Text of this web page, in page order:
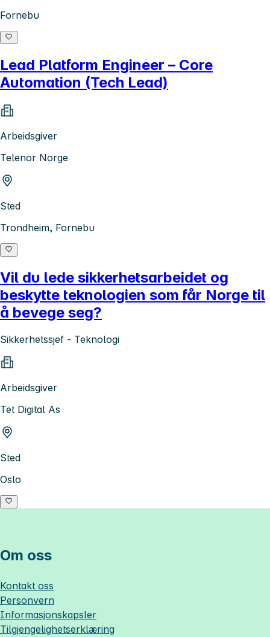
Fornebu
Lead Platform Engineer – Core
Automation (Tech Lead)
Arbeidsgiver
Telenor Norge
Sted
Trondheim, Fornebu
Vil du lede sikkerhetsarbeidet og
beskytte teknologien som får Norge til
å bevege seg?
Sikkerhetssjef - Teknologi
Arbeidsgiver
Tet Digital As
Sted
Oslo
Om oss
Kontakt oss
Personvern
Informasjonskapsler
Tilgjengelighetserklæring